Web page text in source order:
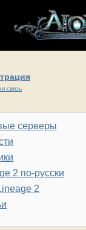
связь
серверы
2 по-русски
2